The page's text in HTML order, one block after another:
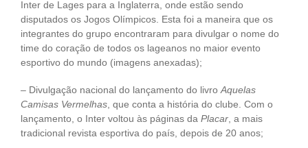
Inter de Lages para a Inglaterra, onde estão sendo
disputados os Jogos Olímpicos. Esta foi a maneira que os
integrantes do grupo encontraram para divulgar o nome do
time do coração de todos os lageanos no maior evento
esportivo do mundo (imagens anexadas);
– Divulgação nacional do lançamento do livroAquelas
Camisas Vermelhas, que conta a história do clube. Com o
lançamento, o Inter voltou às páginas da Placar, a mais
tradicional revista esportiva do país, depois de 20 anos;